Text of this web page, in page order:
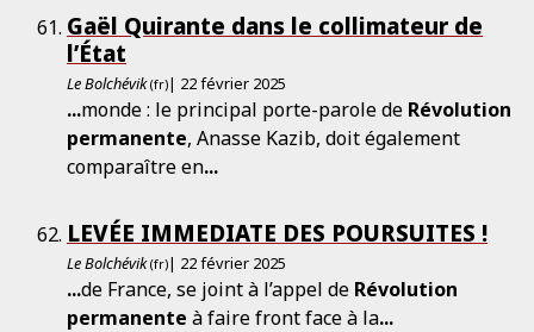
Gaël Quirante dans le collimateur de
l’État
Le Bolchévik (fr)| 22 février 2025
...monde : le principal porte-parole de Révolution
permanente, Anasse Kazib, doit également
comparaître en...
LEVÉE IMMEDIATE DES POURSUITES !
Le Bolchévik (fr)| 22 février 2025
...de France, se joint à l’appel de Révolution
permanente à faire front face à la...